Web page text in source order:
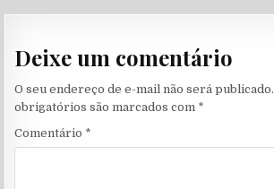
Deixe um comentário
O seu endereço de e-mail não será publicado.
obrigatórios são marcados com *
Comentário *